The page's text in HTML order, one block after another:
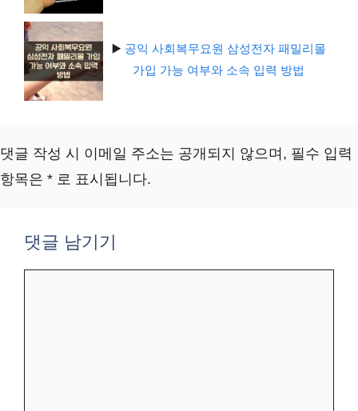
▶️ 공익 사회복무요원 삼성전자 패밀리몰
가입 가능 여부와 소속 입력 방법
댓글 작성 시 이메일 주소는 공개되지 않으며, 필수 입력
항목은 * 로 표시됩니다.
댓글 남기기